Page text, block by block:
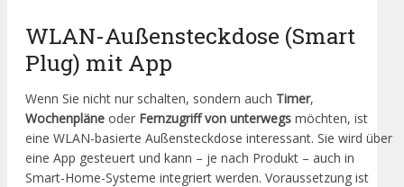
WLAN-Außensteckdose (Smart
Plug) mit App
Wenn Sie nicht nur schalten, sondern auch Timer,
Wochenpläne oder Fernzugriff von unterwegs möchten, ist
eine WLAN-basierte Außensteckdose interessant. Sie wird über
eine App gesteuert und kann – je nach Produkt – auch in
Smart-Home-Systeme integriert werden. Voraussetzung ist